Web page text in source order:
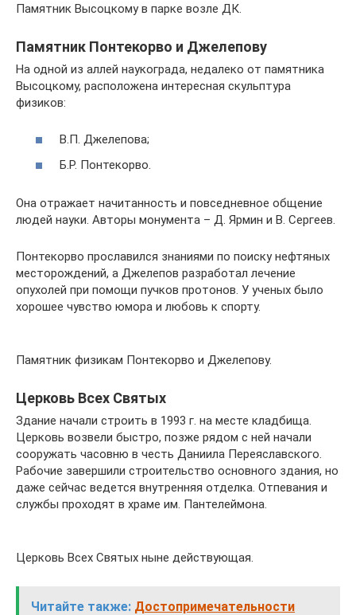
Памятник Высоцкому в парке возле ДК.
Памятник Понтекорво и Джелепову
На одной из аллей наукограда, недалеко от памятника
Высоцкому, расположена интересная скульптура
физиков:
В.П. Джелепова;
Б.Р. Понтекорво.
Она отражает начитанность и повседневное общение
людей науки. Авторы монумента – Д. Ярмин и В. Сергеев.
Понтекорво прославился знаниями по поиску нефтяных
месторождений, а Джелепов разработал лечение
опухолей при помощи пучков протонов. У ученых было
хорошее чувство юмора и любовь к спорту.
Памятник физикам Понтекорво и Джелепову.
Церковь Всех Святых
Здание начали строить в 1993 г. на месте кладбища.
Церковь возвели быстро, позже рядом с ней начали
сооружать часовню в честь Даниила Переяславского.
Рабочие завершили строительство основного здания, но
даже сейчас ведется внутренняя отделка. Отпевания и
службы проходят в храме им. Пантелеймона.
Церковь Всех Святых ныне действующая.
Читайте также: Достопримечательности